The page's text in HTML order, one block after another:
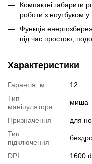
Компактні габарити
роботи з ноутбуком у
Функція
під час простою,
Характеристики
Гарантія, м
12
Тип
маніпулятора
миша
Призначення
для
Тип
підключення
DPI
1600